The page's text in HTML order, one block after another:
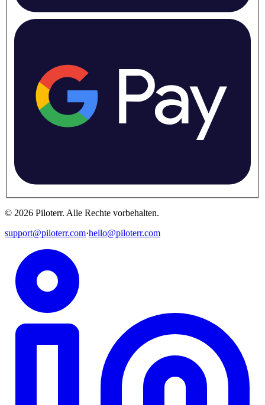
© 2026 Piloterr. Alle Rechte vorbehalten.
support@piloterr.com·hello@piloterr.com